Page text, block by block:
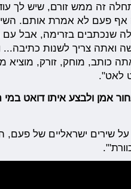
זה ממש זורם, שיש לך
אף פעם לא אמרת אותם.
שנכתבים בזרימה, אבל עם
ואתה צריך לשנות כתיבה...
כותב, מוחק, זורק, מוציא
לאט".
אמן ולבצע איתו דואט במי
על שירים ישראליים של פעם,